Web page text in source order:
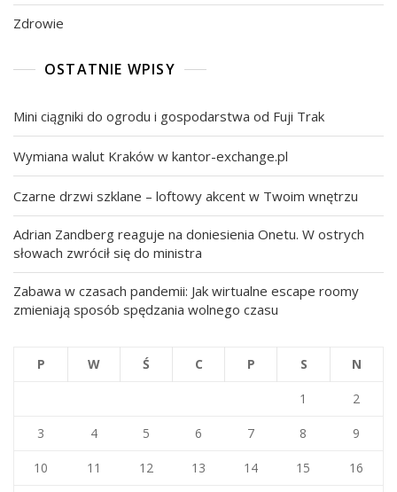
Zdrowie
OSTATNIE WPISY
Mini ciągniki do ogrodu i gospodarstwa od Fuji Trak
Wymiana walut Kraków w kantor-exchange.pl
Czarne drzwi szklane – loftowy akcent w Twoim wnętrzu
Adrian Zandberg reaguje na doniesienia Onetu. W ostrych
słowach zwrócił się do ministra
Zabawa w czasach pandemii: Jak wirtualne escape roomy
zmieniają sposób spędzania wolnego czasu
P W Ś C P S N
1 2
3 4 5 6 7 8 9
10 11 12 13 14 15 16